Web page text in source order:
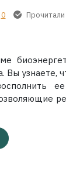
0 Прочитали
узнаете,